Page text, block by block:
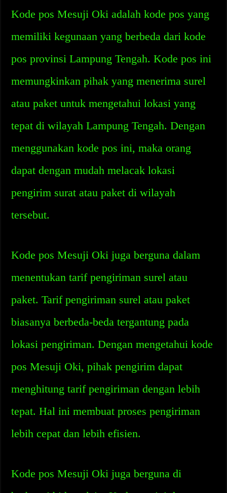
Kode pos Mesuji Oki adalah kode pos yang
memiliki kegunaan yang berbeda dari kode
pos provinsi Lampung Tengah. Kode pos ini
memungkinkan pihak yang menerima surel
atau paket untuk mengetahui lokasi yang
tepat di wilayah Lampung Tengah. Dengan
menggunakan kode pos ini, maka orang
dapat dengan mudah melacak lokasi
pengirim surat atau paket di wilayah
tersebut.
Kode pos Mesuji Oki juga berguna dalam
menentukan tarif pengiriman surel atau
paket. Tarif pengiriman surel atau paket
biasanya berbeda-beda tergantung pada
lokasi pengiriman. Dengan mengetahui kode
pos Mesuji Oki, pihak pengirim dapat
menghitung tarif pengiriman dengan lebih
tepat. Hal ini membuat proses pengiriman
lebih cepat dan lebih efisien.
Kode pos Mesuji Oki juga berguna di